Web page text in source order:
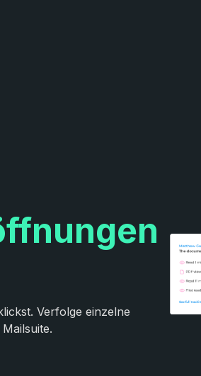
Verfolge einzelne